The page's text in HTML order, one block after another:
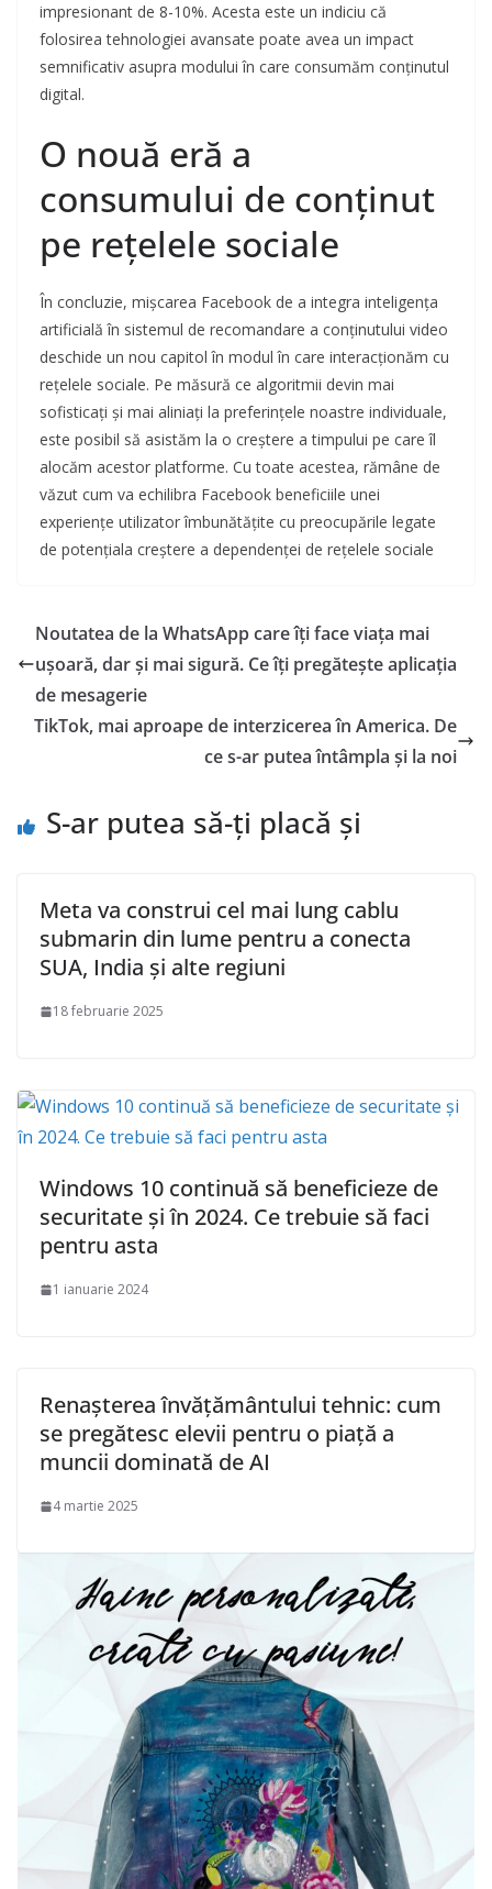
impresionant de 8-10%. Acesta este un indiciu că
folosirea tehnologiei avansate poate avea un impact
semnificativ asupra modului în care consumăm conținutul
digital.
O nouă eră a
consumului de conținut
pe rețelele sociale
În concluzie, mișcarea Facebook de a integra inteligența
artificială în sistemul de recomandare a conținutului video
deschide un nou capitol în modul în care interacționăm cu
rețelele sociale. Pe măsură ce algoritmii devin mai
sofisticați și mai aliniați la preferințele noastre individuale,
este posibil să asistăm la o creștere a timpului pe care îl
alocăm acestor platforme. Cu toate acestea, rămâne de
văzut cum va echilibra Facebook beneficiile unei
experiențe utilizator îmbunătățite cu preocupările legate
de potențiala creștere a dependenței de rețelele sociale
Noutatea de la WhatsApp care îți face viața mai
ușoară, dar și mai sigură. Ce îți pregătește aplicația
de mesagerie
TikTok, mai aproape de interzicerea în America. De
ce s-ar putea întâmpla și la noi
S-ar putea să-ți placă și
Meta va construi cel mai lung cablu
submarin din lume pentru a conecta
SUA, India și alte regiuni
18 februarie 2025
Windows 10 continuă să beneficieze de
securitate și în 2024. Ce trebuie să faci
pentru asta
1 ianuarie 2024
Renașterea învățământului tehnic: cum
se pregătesc elevii pentru o piață a
muncii dominată de AI
4 martie 2025